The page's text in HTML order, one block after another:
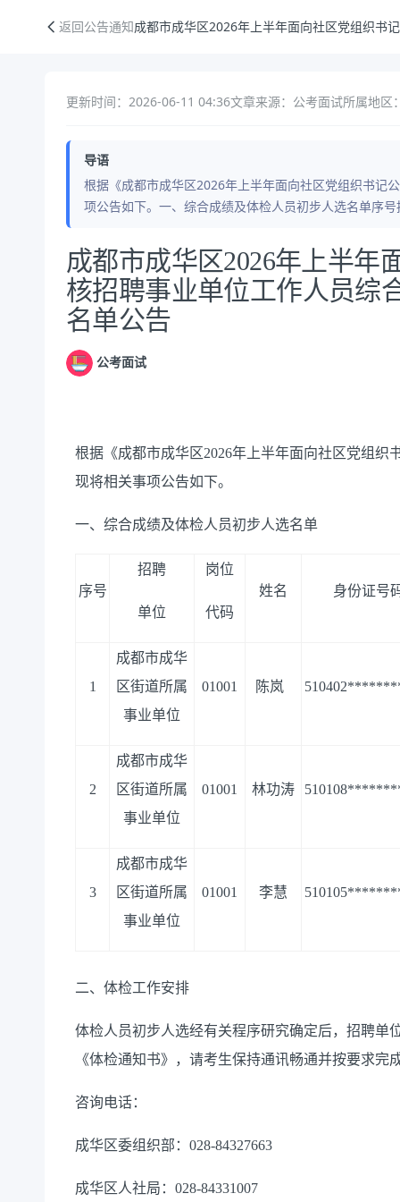
返回公告通知成都市成华区2026年上半年面向社区党组织书
更新时间：2026-06-11 04:36文章来源：公考面试所属地区
导语
根据《成都市成华区2026年上半年面向社区党组织书记
项公告如下。一、综合成绩及体检人员初步人选名单序
公告正文
成都市成华区2026年上半年
核招聘事业单位工作人员综
名单公告
公考面试
根据《成都市成华区2026年 上半年面向社区党组织
现将相关事项公告如下。
一、综合成绩及体检人员初步人选名单
序号
招聘
单位
岗位
代码
姓名 身份证号
1
成都市成华
区街道所属
事业单位
01001 陈岚 510402
2
成都市成华
区街道所属
事业单位
01001 林功涛 510108
3
成都市成华
区街道所属
事业单位
01001 李慧 510105
二、体检工作安排
体检人员初步人选经有关程序研究确定后，招聘单
《体检通知书》，请考生保持通讯畅通并按要求完
咨询电话：
成华区委组织部 ： 028-84327663
成华区人社局： 028-84331007